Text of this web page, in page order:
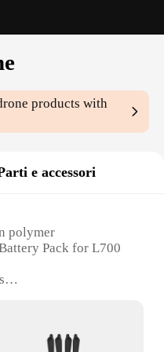
products with
e accessori
polymer
Pack for L700